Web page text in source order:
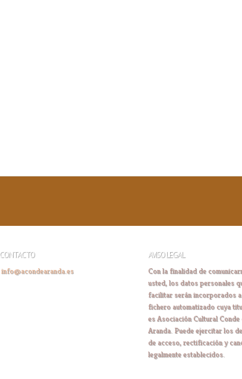
CONTACTO
info@acondearanda.es
AVISO LEGAL
Con la finalidad de
usted, los datos personales
facilitar serán incorporados
fichero automatizado cuya
es Asociación Cultural Conde
Aranda. Puede ejercitar los
de acceso, rectificación y
legalmente establecidos.